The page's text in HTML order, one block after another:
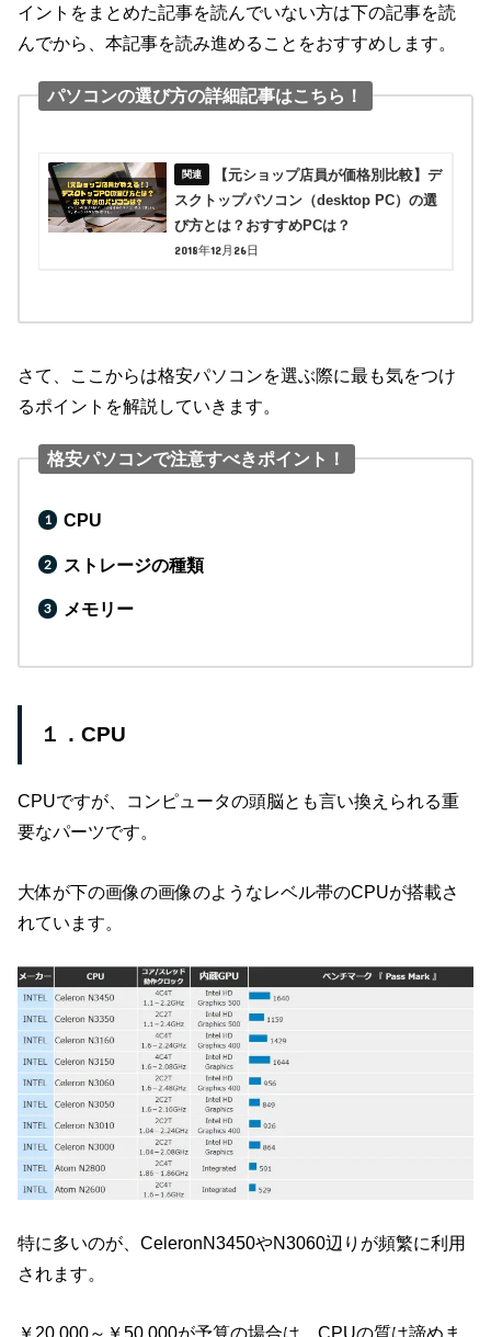
イントをまとめた記事を読んでいない方は下の記事を読
んでから、本記事を読み進めることをおすすめします。
パソコンの選び方の詳細記事はこちら！
【元ショップ店員が価格別比較】デ
スクトップパソコン（desktop PC）の選
び方とは？おすすめPCは？
2018年12月26日
さて、ここからは格安パソコンを選ぶ際に最も気をつけ
るポイントを解説していきます。
格安パソコンで注意すべきポイント！
CPU
ストレージの種類
メモリー
１．CPU
CPUですが、コンピュータの頭脳とも言い換えられる重
要なパーツです。
大体が下の画像の画像のようなレベル帯のCPUが搭載さ
れています。
特に多いのが、CeleronN3450やN3060辺りが頻繁に利用
されます。
￥20,000～￥50,000が予算の場合は、CPUの質は諦めま